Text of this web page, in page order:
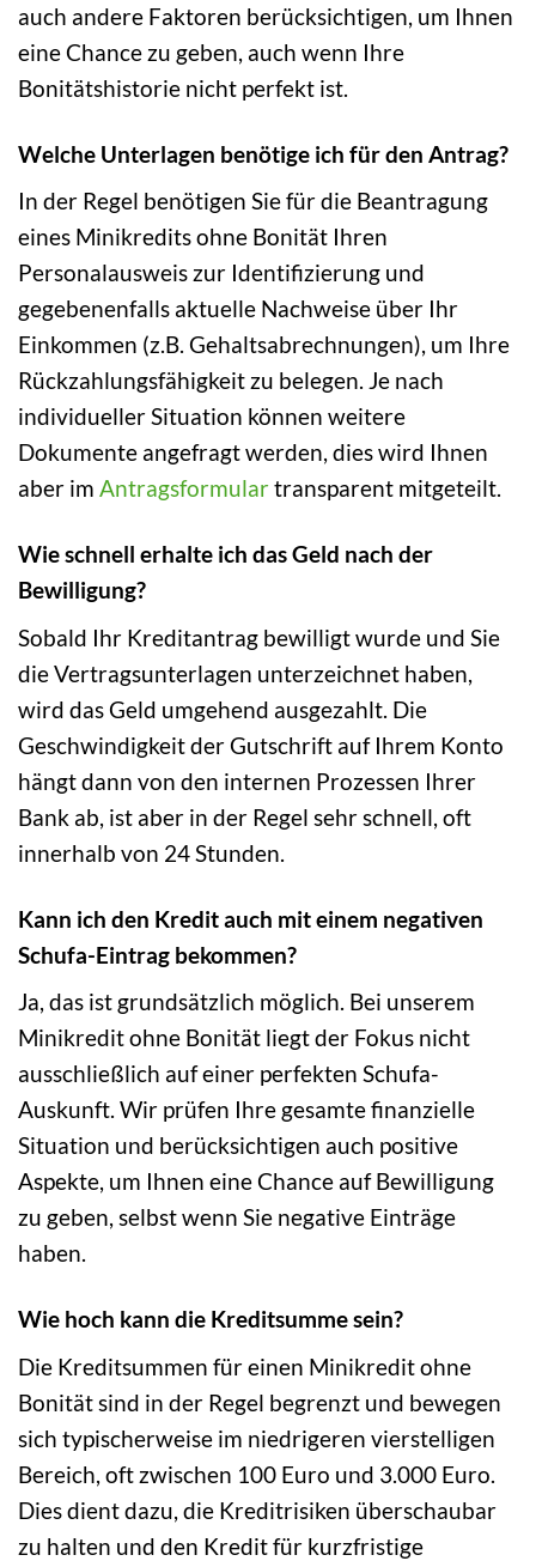
auch andere Faktoren berücksichtigen, um Ihnen
eine Chance zu geben, auch wenn Ihre
Bonitätshistorie nicht perfekt ist.
Welche Unterlagen benötige ich für den Antrag?
In der Regel benötigen Sie für die Beantragung
eines Minikredits ohne Bonität Ihren
Personalausweis zur Identifizierung und
gegebenenfalls aktuelle Nachweise über Ihr
Einkommen (z.B. Gehaltsabrechnungen), um Ihre
Rückzahlungsfähigkeit zu belegen. Je nach
individueller Situation können weitere
Dokumente angefragt werden, dies wird Ihnen
aber im Antragsformulartransparent mitgeteilt.
Wie schnell erhalte ich das Geld nach der
Bewilligung?
Sobald Ihr Kreditantrag bewilligt wurde und Sie
die Vertragsunterlagen unterzeichnet haben,
wird das Geld umgehend ausgezahlt. Die
Geschwindigkeit der Gutschrift auf Ihrem Konto
hängt dann von den internen Prozessen Ihrer
Bank ab, ist aber in der Regel sehr schnell, oft
innerhalb von 24 Stunden.
Kann ich den Kredit auch mit einem negativen
Schufa-Eintrag bekommen?
Ja, das ist grundsätzlich möglich. Bei unserem
Minikredit ohne Bonität liegt der Fokus nicht
ausschließlich auf einer perfekten Schufa-
Auskunft. Wir prüfen Ihre gesamte finanzielle
Situation und berücksichtigen auch positive
Aspekte, um Ihnen eine Chance auf Bewilligung
zu geben, selbst wenn Sie negative Einträge
haben.
Wie hoch kann die Kreditsumme sein?
Die Kreditsummen für einen Minikredit ohne
Bonität sind in der Regel begrenzt und bewegen
sich typischerweise im niedrigeren vierstelligen
Bereich, oft zwischen 100 Euro und 3.000 Euro.
Dies dient dazu, die Kreditrisiken überschaubar
zu halten und den Kredit für kurzfristige